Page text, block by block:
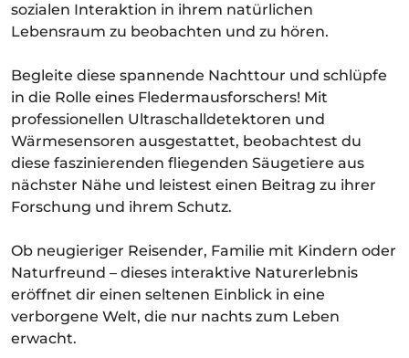
sozialen Interaktion in ihrem natürlichen
Lebensraum zu beobachten und zu hören.
Begleite diese spannende Nachttour und schlüpfe
in die Rolle eines Fledermausforschers! Mit
professionellen Ultraschalldetektoren und
Wärmesensoren ausgestattet, beobachtest du
diese faszinierenden fliegenden Säugetiere aus
nächster Nähe und leistest einen Beitrag zu ihrer
Forschung und ihrem Schutz.
Ob neugieriger Reisender, Familie mit Kindern oder
Naturfreund – dieses interaktive Naturerlebnis
eröffnet dir einen seltenen Einblick in eine
verborgene Welt, die nur nachts zum Leben
erwacht.